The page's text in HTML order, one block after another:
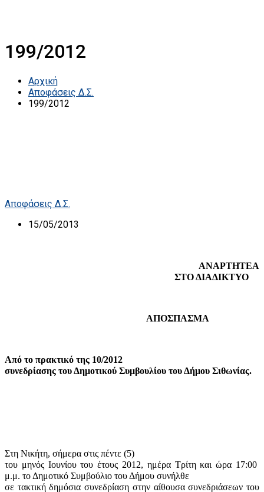
199/2012
Αρχική
Αποφάσεις Δ.Σ.
199/2012
Αποφάσεις Δ.Σ.
15/05/2013
ΑΝΑΡΤΗΤΕΑ
ΣΤΟ ΔΙΑΔΙΚΤΥΟ
ΑΠΟΣΠΑΣΜΑ
Από το πρακτικό της 10/2012
συνεδρίασης του Δημοτικού Συμβουλίου του Δήμου Σιθωνίας.
Στη Νικήτη, σήμερα στις πέντε (5)
του μηνός Ιουνίου του έτους 2012, ημέρα Τρίτη και ώρα 17:00
μ.μ. το Δημοτικό Συμβούλιο του Δήμου συνήλθε
σε τακτική δημόσια συνεδρίαση στην αίθουσα συνεδριάσεων του